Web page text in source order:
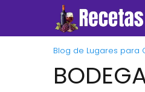
Blog de Lugares para